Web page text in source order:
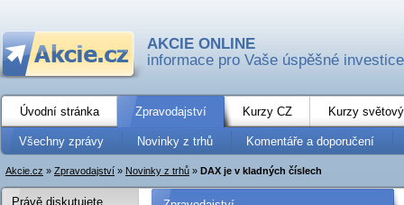
AKCIE ONLINE
informace pro Vaše úspěšné investice
Úvodní stránka Zpravodajství Kurzy CZ Kurzy
Všechny zprávy Novinky z trhů Komentáře a doporučení
Akcie.cz » Zpravodajství » Novinky z trhů » DAX je v kladných číslech
Právě diskutujete